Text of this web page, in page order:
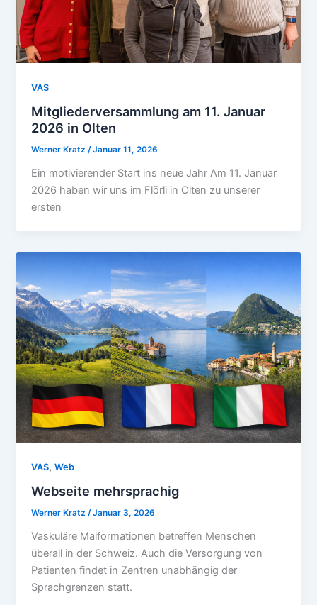
VAS
Mitgliederversammlung am 11. Januar
2026 in Olten
Werner Kratz/Januar 11, 2026
Ein motivierender Start ins neue Jahr Am 11. Januar
2026 haben wir uns im Flörli in Olten zu unserer
ersten
VAS,Web
Webseite mehrsprachig
Werner Kratz/Januar 3, 2026
Vaskuläre Malformationen betreffen Menschen
überall in der Schweiz. Auch die Versorgung von
Patienten findet in Zentren unabhängig der
Sprachgrenzen statt.